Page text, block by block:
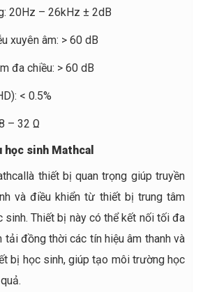
20Hz – 26kHz ± 2dB
xuyên âm: > 60 dB
đa chiều: > 60 dB
< 0.5%
– 32 Ω
học sinh Mathcal
thiết bị quan trọng giúp truyền
và điều khiển từ thiết bị trung tâm
sinh. Thiết bị này có thể kết nối tối đa
tải đồng thời các tín hiệu âm thanh và
bị học sinh, giúp tạo môi trường học